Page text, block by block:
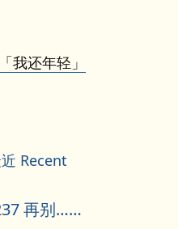
我还年轻」
Recent
再别……